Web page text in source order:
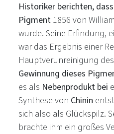
Historiker berichten,
Pigment 1856 von
wurde. Seine Erfindung,
war das Ergebnis einer
Hauptverunreinigung
Gewinnung dieses
es als Nebenprodukt bei
Synthese von Chinin
sich also als Glückspilz.
brachte ihm ein großes